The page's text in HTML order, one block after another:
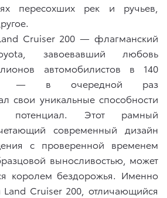
пересохших рек и ручьев,
Cruiser 200 — флагманский
завоевавший любовь
автомобилистов в 140
— в очередной раз
свои уникальные способности
Этот рамный
современный дизайн
с проверенной временем
выносливостью, может
королем бездорожья. Именно
Land Cruiser 200, отличающийся